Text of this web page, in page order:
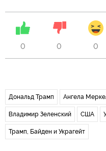
0 0 0
Дональд Трамп Ангела
Владимир Зеленский США
Трамп, Байден и Украгейт